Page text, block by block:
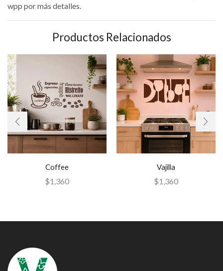
wpp por más detalles.
Productos Relacionados
Coffee
$1,360
Vajilla
$1,360